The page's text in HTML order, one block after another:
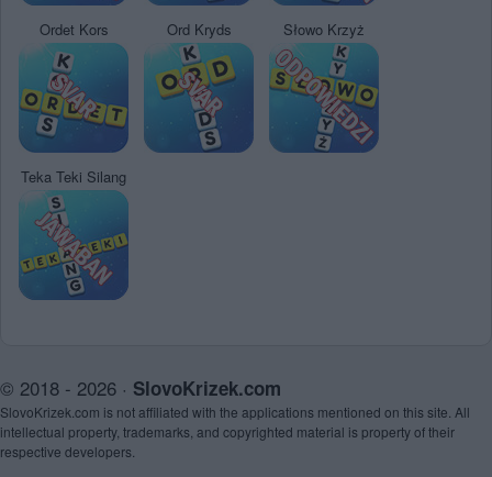
Ordet Kors Ord Kryds Słowo Krzyż
Teka Teki Silang
© 2018 - 2026 · SlovoKrizek.com
SlovoKrizek.com is not affiliated with the applications mentioned on this site. All
intellectual property, trademarks, and copyrighted material is property of their
respective developers.